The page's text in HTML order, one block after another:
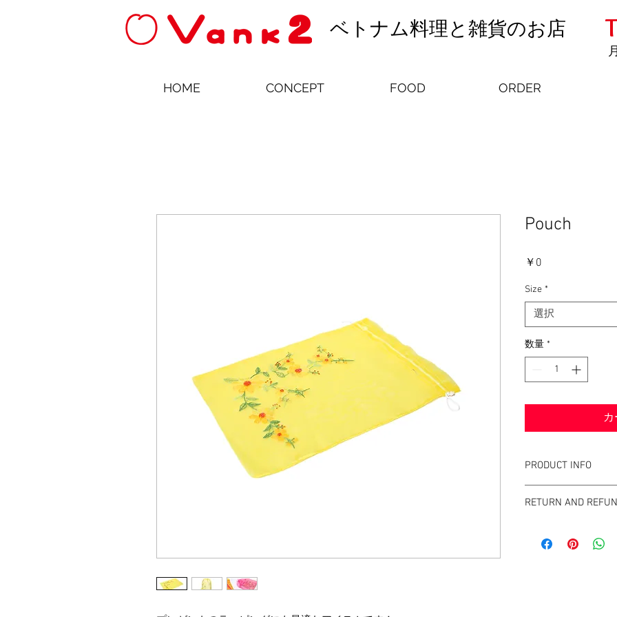
ベトナム料理と雑貨のお店
HOME CONCEPT FOOD ORDER
Pouch
￥0
Size *
選択
数量 *
PRODUCT INFO
RETURN AND